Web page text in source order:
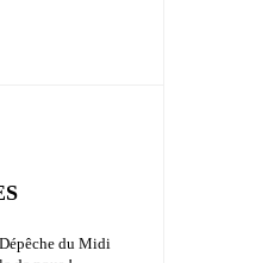
du Midi